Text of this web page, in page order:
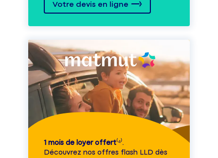
Votre devis en ligne
1 mois de loyer offert⁽⁴⁾.
Découvrez nos offres flash LLD dès